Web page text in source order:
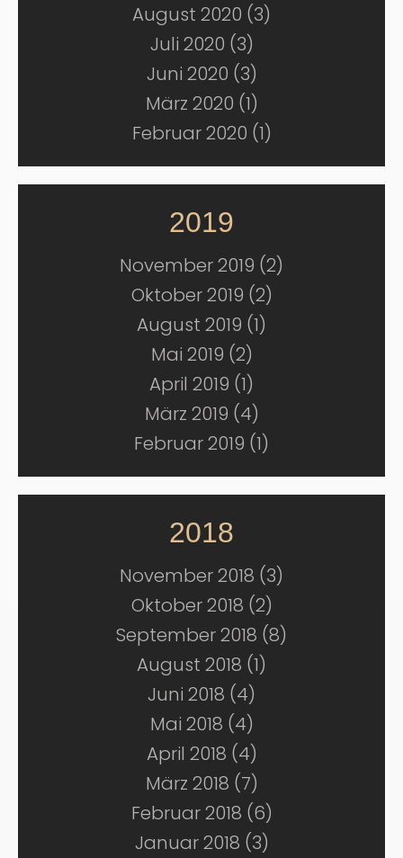
August 2020 (3)
Juli 2020 (3)
Juni 2020 (3)
März 2020 (1)
Februar 2020 (1)
2019
November 2019 (2)
Oktober 2019 (2)
August 2019 (1)
Mai 2019 (2)
April 2019 (1)
März 2019 (4)
Februar 2019 (1)
2018
November 2018 (3)
Oktober 2018 (2)
September 2018 (8)
August 2018 (1)
Juni 2018 (4)
Mai 2018 (4)
April 2018 (4)
März 2018 (7)
Februar 2018 (6)
Januar 2018 (3)